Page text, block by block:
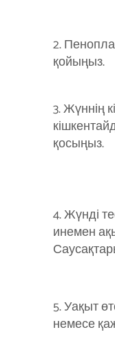
2.
қойыңыз.
3. Жүннің
қосыңыз.
4. Жүнді
инемен
5. Уақыт
немесе